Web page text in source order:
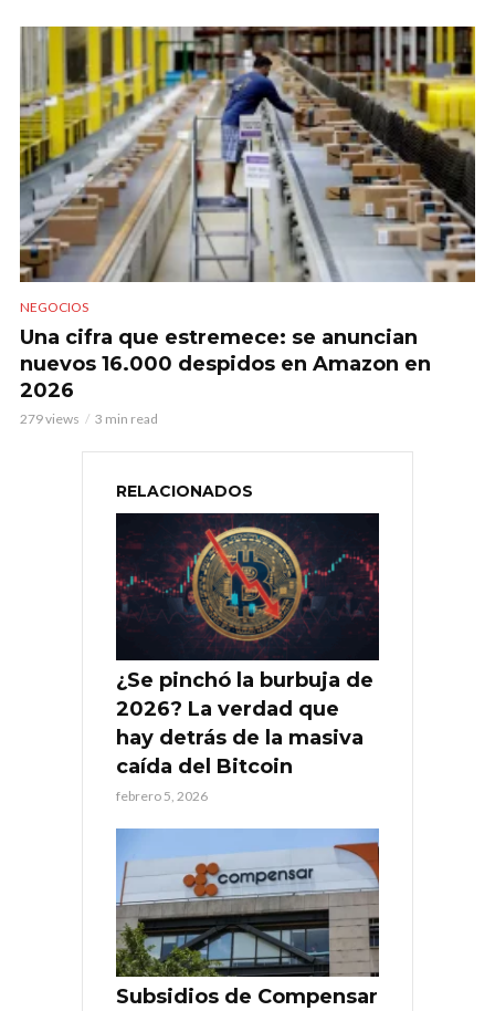
NEGOCIOS
Una cifra que estremece: se anuncian
nuevos 16.000 despidos en Amazon en
2026
279 views 3 min read
RELACIONADOS
¿Se pinchó la burbuja de
2026? La verdad que
hay detrás de la masiva
caída del Bitcoin
febrero 5, 2026
Subsidios de Compensar